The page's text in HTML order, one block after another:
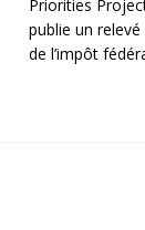
Priorities
publie un
de l’impôt